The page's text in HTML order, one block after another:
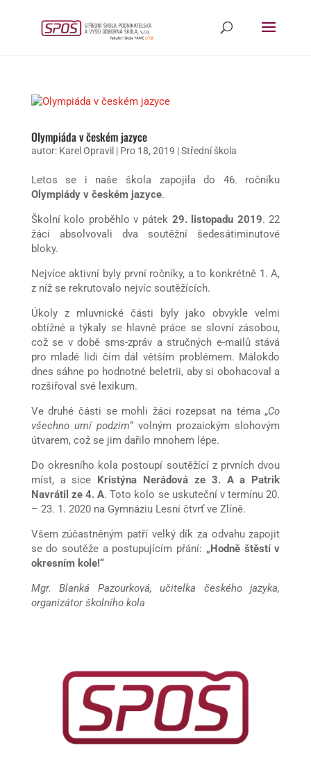
Olympiáda v českém jazyce
autor: Karel Opravil | Pro 18, 2019 |Střední škola
Letos se i naše škola zapojila do 46. ročníku
Olympiády v českém jazyce.
Školní kolo proběhlo v pátek 29. listopadu 2019. 22
žáci absolvovali dva soutěžní šedesátiminutové
bloky.
Nejvíce aktivní byly první ročníky, a to konkrétně 1. A,
z níž se rekrutovalo nejvíc soutěžících.
Úkoly z mluvnické části byly jako obvykle velmi
obtížné a týkaly se hlavně práce se slovní zásobou,
což se v době sms-zpráv a stručných e-mailů stává
pro mladé lidi čím dál větším problémem. Málokdo
dnes sáhne po hodnotné beletrii, aby si obohacoval a
rozšiřoval své lexikum.
Ve druhé části se mohli žáci rozepsat na téma „Co
všechno umí podzim“ volným prozaickým slohovým
útvarem, což se jim dařilo mnohem lépe.
Do okresního kola postoupí soutěžící z prvních dvou
míst, a sice Kristýna Nerádová ze 3. A a Patrik
Navrátil ze 4. A. Toto kolo se uskuteční v termínu 20.
– 23. 1. 2020 na Gymnáziu Lesní čtvrť ve Zlíně.
Všem zúčastněným patří velký dík za odvahu zapojit
se do soutěže a postupujícím přání: „Hodně štěstí v
okresním kole!“
Mgr. Blanká Pazourková, učitelka českého jazyka,
organizátor školního kola